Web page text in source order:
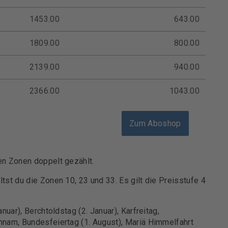
1453.00 643.00
1809.00 800.00
2139.00 940.00
2366.00 1043.00
Zum Aboshop
Zonen doppelt gezählt.
du die Zonen 10, 23 und 33. Es gilt die Preisstufe 4
Berchtoldstag (2. Januar), Karfreitag,
Bundesfeiertag (1. August), Mariä Himmelfahrt